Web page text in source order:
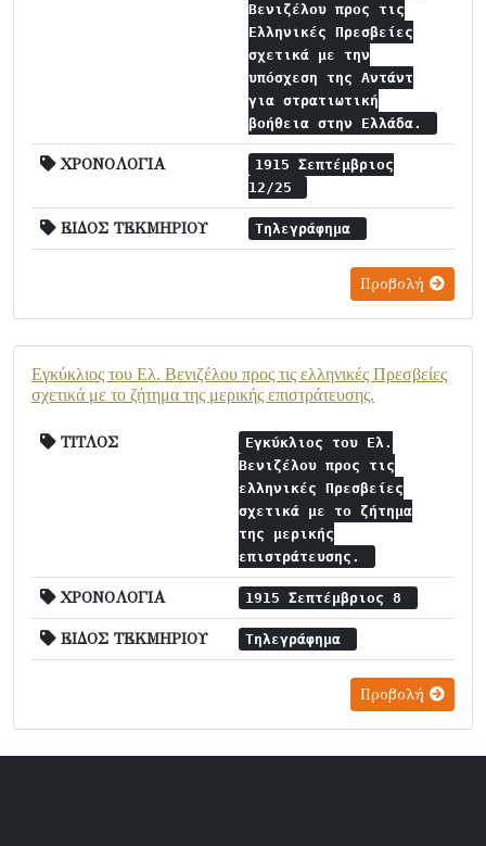
Βενιζέλου προς τις
Ελληνικές Πρεσβείες
σχετικά με την
υπόσχεση της Αντάντ
για στρατιωτική
βοήθεια στην Ελλάδα.
ΧΡΟΝΟΛΟΓΙΑ
1915 Σεπτέμβριος
12/25
ΕΙΔΟΣ ΤΕΚΜΗΡΙΟΥ Τηλεγράφημα
Προβολή
Εγκύκλιος του Ελ. Βενιζέλου προς τις ελληνικές Πρεσβείες
σχετικά με το ζήτημα της μερικής επιστράτευσης.
ΤΙΤΛΟΣ
Εγκύκλιος του Ελ.
Βενιζέλου προς τις
ελληνικές Πρεσβείες
σχετικά με το ζήτημα
της μερικής
επιστράτευσης.
ΧΡΟΝΟΛΟΓΙΑ 1915 Σεπτέμβριος 8
ΕΙΔΟΣ ΤΕΚΜΗΡΙΟΥ Τηλεγράφημα
Προβολή